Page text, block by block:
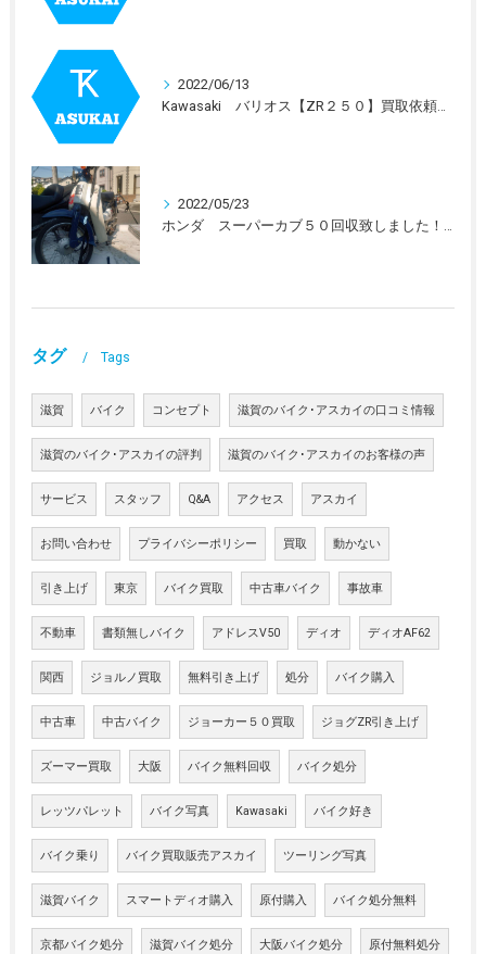
2022/06/13
Kawasaki バリオス【ZR２５０】買取依頼を受けました。
2022/05/23
ホンダ スーパーカブ５０回収致しました！！
タグ Tags
滋賀 バイク コンセプト 滋賀のバイク･アスカイの口コミ情報
滋賀のバイク･アスカイの評判 滋賀のバイク･アスカイのお客様の声
サービス スタッフ Q&A アクセス アスカイ
お問い合わせ プライバシーポリシー 買取 動かない
引き上げ 東京 バイク買取 中古車バイク 事故車
不動車 書類無しバイク アドレスV50 ディオ ディオAF62
関西 ジョルノ買取 無料引き上げ 処分 バイク購入
中古車 中古バイク ジョーカー５０買取 ジョグZR引き上げ
ズーマー買取 大阪 バイク無料回収 バイク処分
レッツパレット バイク写真 Kawasaki バイク好き
バイク乗り バイク買取販売アスカイ ツーリング写真
滋賀バイク スマートディオ購入 原付購入 バイク処分無料
京都バイク処分 滋賀バイク処分 大阪バイク処分 原付無料処分